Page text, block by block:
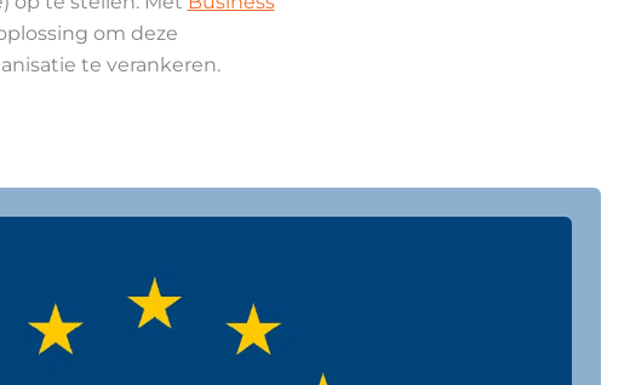
om deze
te verankeren.